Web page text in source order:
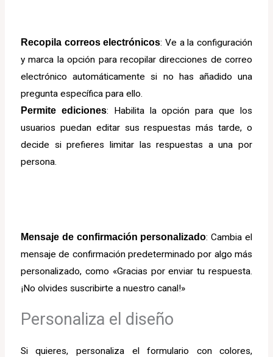
Recopila correos electrónicos: Ve a la configuración
y marca la opción para recopilar direcciones de correo
electrónico automáticamente si no has añadido una
pregunta específica para ello.
Permite ediciones: Habilita la opción para que los
usuarios puedan editar sus respuestas más tarde, o
decide si prefieres limitar las respuestas a una por
persona.
Mensaje de confirmación personalizado: Cambia el
mensaje de confirmación predeterminado por algo más
personalizado, como «Gracias por enviar tu respuesta.
¡No olvides suscribirte a nuestro canal!»
Personaliza el diseño
Si quieres, personaliza el formulario con colores,